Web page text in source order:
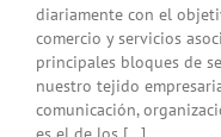
diariamente con el
comercio y servicios
principales bloques de
nuestro tejido
comunicación,